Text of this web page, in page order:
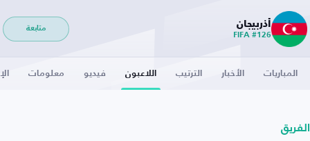
أذربيجان
FIFA #126
متابعة
المباريات الأخبار الترتيب اللاعبون فيديو معلومات
الفريق